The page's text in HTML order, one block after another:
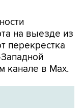
на выезде из
перекрестка
канале в Мах.